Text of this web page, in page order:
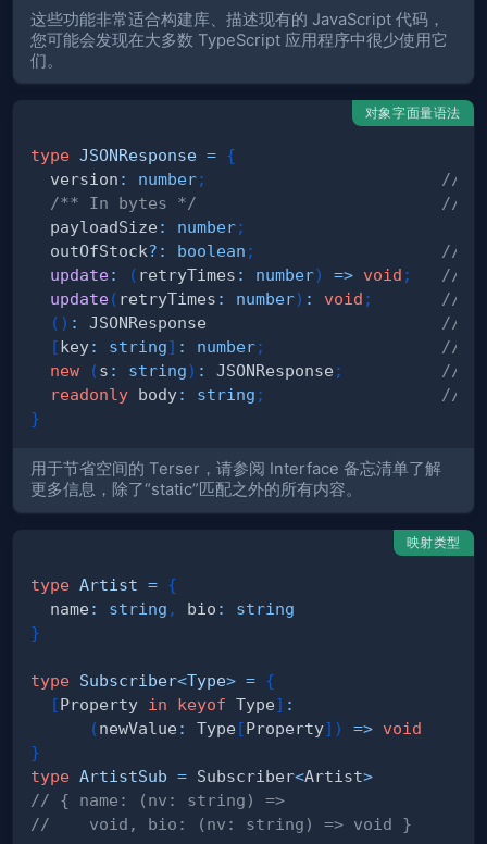
这些功能非常适合构建库、描述现有的 JavaScript 代码，
您可能会发现在大多数 TypeScript 应用程序中很少使用它
们。
对象字面量语法
type JSONResponse = {
  version
: number;
// 字
/** In bytes */
// 附
  payloadSize
: number;
  outOfStock
? : boolean ;
// 可
update: ( retryTimes : number) => void ;
// 箭
update( retryTimes : number) : void ;
// 函
( ) : JSONResponse
// 类
[key: string] : number;
// 接
new
(s : string) : JSONResponse ;
//
readonly body: string ;
// 只
}
用于节省空间的 Terser，请参阅 Interface 备忘清单了解
更多信息，除了“static”匹配之外的所有内容。
映射类型
type Artist = {
  name
: string , bio :
string
}
type Subscriber<Type> = {
[Property in keyof Type] :
(newValue : Type [Property] ) => void
}
type ArtistSub = Subscriber<Artist>
// { name: (nv: string) =>
//    void, bio: (nv: string) => void }